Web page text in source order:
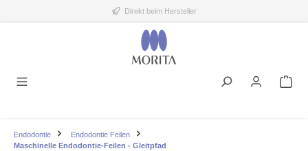
Direkt beim Hersteller
Endodontie
Endodontie Feilen
Maschinelle Endodontie-Feilen - Gleitpfad